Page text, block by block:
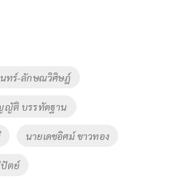
ทร์-ลักษณวิศิษฎ์
ญัติ บรรทัดฐาน
นายเดชอิศม์ ขาวทอง
ปัตย์